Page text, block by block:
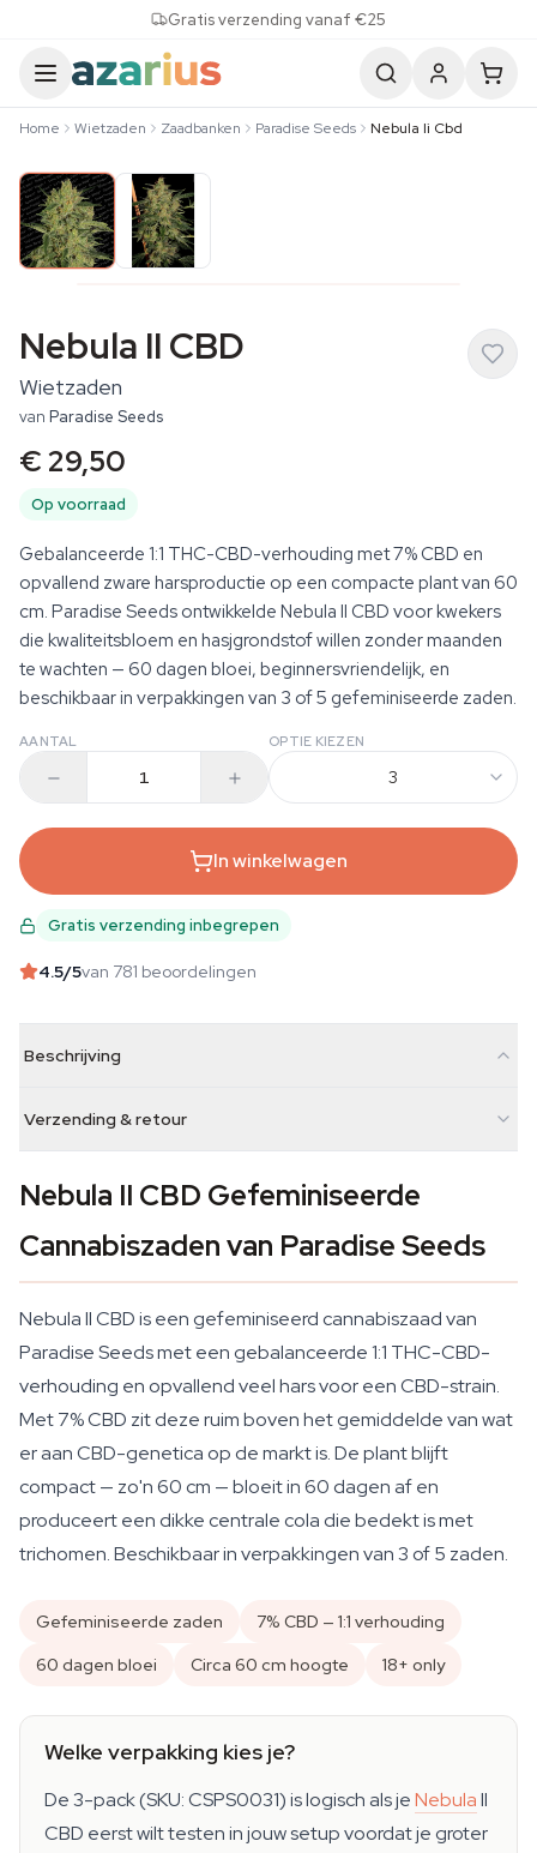
Gratis verzending vanaf €25
Home Wietzaden Zaadbanken Paradise Seeds Nebula Ii Cbd
Nebula II CBD
Wietzaden
van Paradise Seeds
€ 29,50
Op voorraad
Gebalanceerde 1:1 THC-CBD-verhouding met 7% CBD en
opvallend zware harsproductie op een compacte plant van 60
cm. Paradise Seeds ontwikkelde Nebula II CBD voor kwekers
die kwaliteitsbloem en hasjgrondstof willen zonder maanden
te wachten — 60 dagen bloei, beginnersvriendelijk, en
beschikbaar in verpakkingen van 3 of 5 gefeminiseerde zaden.
AANTAL OPTIE KIEZEN
3
In winkelwagen
Gratis verzending inbegrepen
4.5/5van 781 beoordelingen
Beschrijving
Verzending & retour
Nebula II CBD Gefeminiseerde
Cannabiszaden van Paradise Seeds
Nebula II CBD is een gefeminiseerd cannabiszaad van
Paradise Seeds met een gebalanceerde 1:1 THC-CBD-
verhouding en opvallend veel hars voor een CBD-strain.
Met 7% CBD zit deze ruim boven het gemiddelde van wat
er aan CBD-genetica op de markt is. De plant blijft
compact — zo'n 60 cm — bloeit in 60 dagen af en
produceert een dikke centrale cola die bedekt is met
trichomen. Beschikbaar in verpakkingen van 3 of 5 zaden.
Gefeminiseerde zaden
7% CBD — 1:1 verhouding
60 dagen bloei
Circa 60 cm hoogte 18+ only
Welke verpakking kies je?
De 3-pack (SKU: CSPS0031) is logisch als jeNebulaII
CBD eerst wilt testen in jouw setup voordat je groter